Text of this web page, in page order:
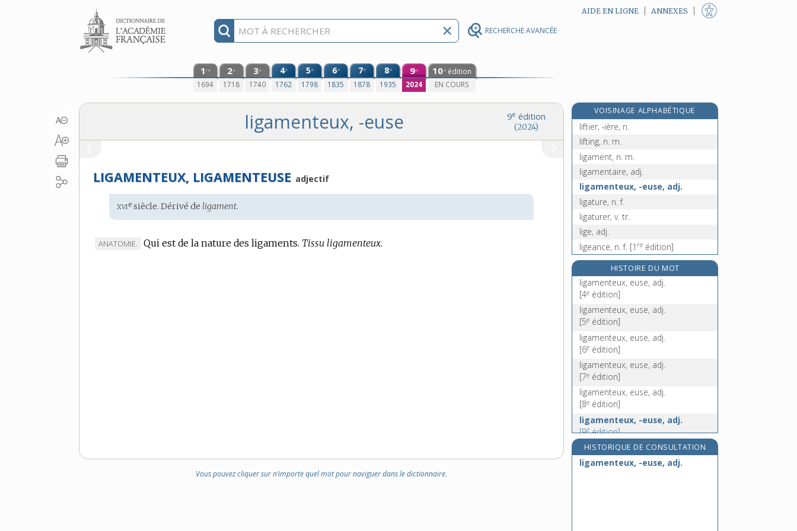
RECHERCHE AVANCÉE
Aller au contenu AIDE EN LIGNE ANNEXES
1 re
1694
2e
1718
3e
1740
4e
1762
5e
1798
6e
1835
7e
1878
8e
1935
9e
2024
10e édition
EN COURS
9e édition
(2024)
ligamenteux, -euse
LIGAMENTEUX, LIGAMENTEUSE adjectif
Étymologie
:
xvie siècle. Dérivé deligament.
MARQUE
ANATOMIE. Qui est de la nature des ligaments. Tissu ligamenteux.
Vous pouvez cliquer sur n’importe quel mot pour naviguer dans le dictionnaire.
VOISINAGE ALPHABÉTIQUE
lift, n. m.
liftier, -ière, n.
lifting, n. m.
ligament, n. m.
ligamentaire, adj.
ligamenteux, -euse, adj.
ligature, n. f.
ligaturer, v. tr.
lige, adj.
ligeance, n. f. [1 re édition]
ligement, adv.[4eédition]
ligence, n. f.[4eédition]
lignage [I], n. m.
lignage [II], n. m.
lignager, -ère, adj.
HISTOIRE DU MOT
ligamenteux, euse, adj.
[4e édition]
ligamenteux, euse, adj.
[5e édition]
ligamenteux, euse, adj.
[6e édition]
ligamenteux, euse, adj.
[7e édition]
ligamenteux, euse, adj.
[8e édition]
ligamenteux, -euse, adj.
[9eédition]
HISTORIQUE DE CONSULTATION
ligamenteux, -euse, adj.